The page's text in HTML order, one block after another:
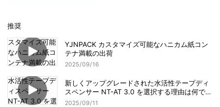
推奨
YJNPACK カスタマイズ可能なハニカム紙コン
テナ満載の出荷
2025 09 16
新しくアップグレードされた水活性テープディ
スペンサー NT-AT 3.0 を選択する理由は何です
か?
2025 09 11